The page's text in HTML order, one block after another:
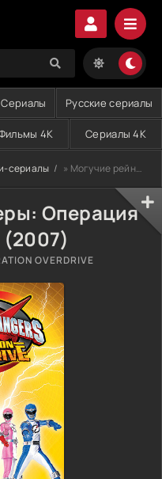
Сериалы Русские сериалы
4K Сериалы 4K
сериалы » Могучие рейнджеры: Операция «Молния» (2007)
Операция
OVERDRIVE